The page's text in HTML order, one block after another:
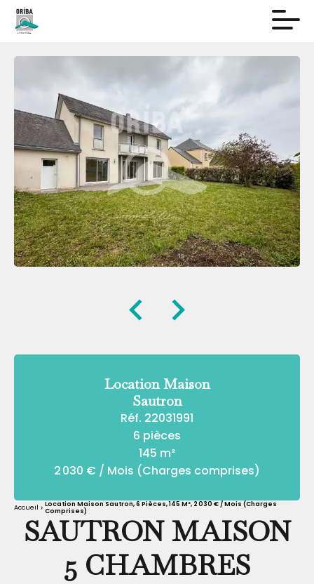
Location Maison
Sautron
Réf. 22031991
6 pièces
145 m²
2 030 € / Mois (Charges comprises)
Accueil
Location Maison Sautron, 6 Pièces, 145 M², 2 030 € / Mois (Charges
Comprises)
SAUTRON MAISON
5 CHAMBRES